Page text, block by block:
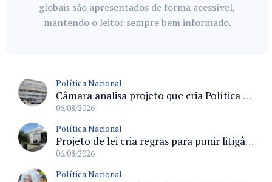
globais são apresentados de forma acessível,
mantendo o leitor sempre bem informado.
Política Nacional
Câmara analisa projeto que cria Política Nacional de Qualificação e Valorização da Preceptoria na Residência Médica
06/08/2026
Política Nacional
Projeto de lei cria regras para punir litigância abusiva reversa e integrar sistemas do Judiciário
06/08/2026
Política Nacional